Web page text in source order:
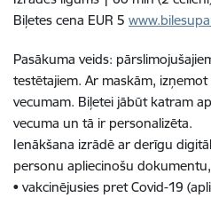
Biļetes cena EUR 5
Pasākuma veids:
testētajiem. Ar maskām,
vecumam. Biļetei jābūt katram
vecuma un tā ir personalizēta.
Ienākšana izrādē ar derīgu
personu apliecinošu
• vakcinējusies pret Covid-19